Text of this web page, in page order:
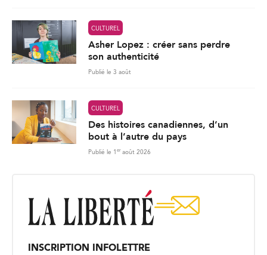
CULTUREL
Asher Lopez : créer sans perdre
son authenticité
Publié le 3 août
CULTUREL
Des histoires canadiennes, d’un
bout à l’autre du pays
Publié le 1 er août 2026
INSCRIPTION INFOLETTRE